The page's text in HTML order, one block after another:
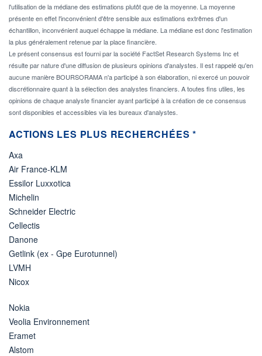
l'utilisation de la médiane des estimations plutôt que de la moyenne. La moyenne
présente en effet l'inconvénient d'être sensible aux estimations extrêmes d'un
échantillon, inconvénient auquel échappe la médiane. La médiane est donc l'estimation
la plus généralement retenue par la place financière.
Le présent consensus est fourni par la société FactSet Research Systems Inc et
résulte par nature d'une diffusion de plusieurs opinions d'analystes. Il est rappelé qu'en
aucune manière BOURSORAMA n'a participé à son élaboration, ni exercé un pouvoir
discrétionnaire quant à la sélection des analystes financiers. A toutes fins utiles, les
opinions de chaque analyste financier ayant participé à la création de ce consensus
sont disponibles et accessibles via les bureaux d'analystes.
ACTIONS LES PLUS RECHERCHÉES *
Axa
Air France-KLM
Essilor Luxxotica
Michelin
Schneider Electric
Cellectis
Danone
Getlink (ex - Gpe Eurotunnel)
LVMH
Nicox
Nokia
Veolia Environnement
Eramet
Alstom